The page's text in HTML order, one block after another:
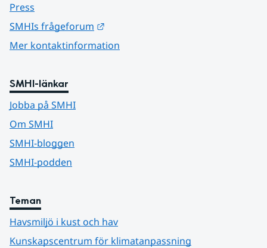
Press
SMHIs frågeforum
Mer kontaktinformation
SMHI-länkar
Jobba på SMHI
Om SMHI
SMHI-bloggen
SMHI-podden
Teman
Havsmiljö i kust och hav
Kunskapscentrum för klimatanpassning